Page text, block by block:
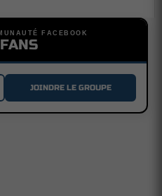
FACEBOOK
JOINDRE LE GROUPE